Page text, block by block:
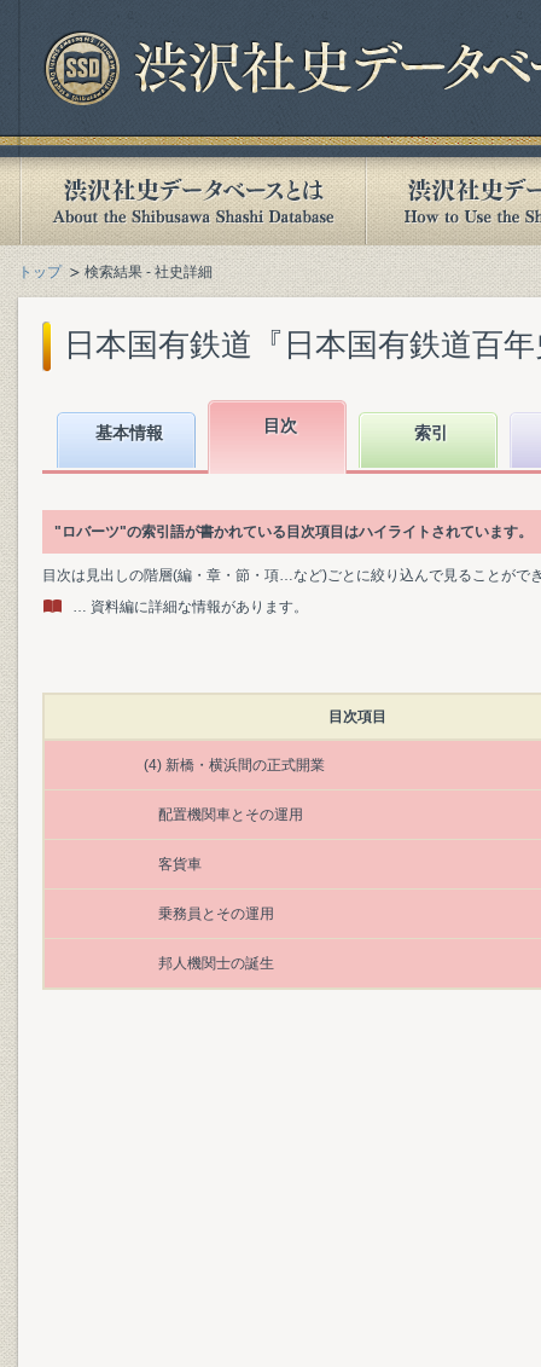
トップ 検索結果 - 社史詳細
日本国有鉄道『日本国有鉄道百
基本情報 目次 索引
"ロバーツ"の索引語が書かれている目次項目はハイライトされています。
目次は見出しの階層(編・章・節・項…など)ごとに絞り込んで見ることがで
… 資料編に詳細な情報があります。
目次項目
(4) 新橋・横浜間の正式開業
配置機関車とその運用
客貨車
乗務員とその運用
邦人機関士の誕生